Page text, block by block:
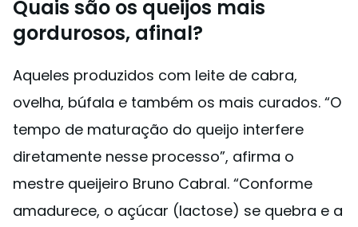
Quais são os queijos mais
gordurosos, afinal?
Aqueles produzidos com leite de cabra,
ovelha, búfala e também os mais curados. “O
tempo de maturação do queijo interfere
diretamente nesse processo”, afirma o
mestre queijeiro Bruno Cabral. “Conforme
amadurece, o açúcar (lactose) se quebra e a